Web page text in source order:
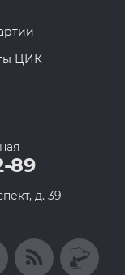
ЦИК
89
д. 39